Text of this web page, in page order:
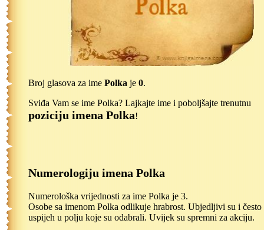
Broj glasova za ime Polka je 0.
Sviđa Vam se ime Polka? Lajkajte ime i poboljšajte trenutnu
poziciju imena Polka!
Numerologiju imena Polka
Numerološka vrijednosti za ime Polka je 3.
Osobe sa imenom Polka odlikuje hrabrost. Ubjedljivi su i često
uspijeh u polju koje su odabrali. Uvijek su spremni za akciju.